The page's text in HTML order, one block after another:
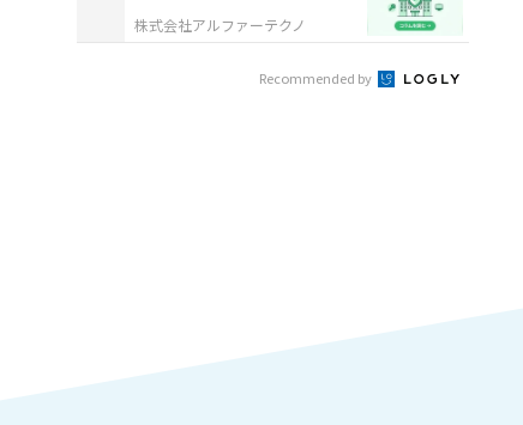
株式会社アルファーテクノ
Recommended by